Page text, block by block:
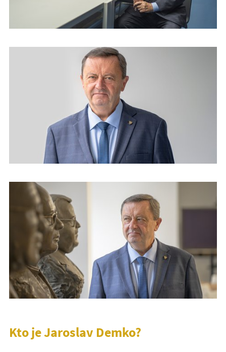
Kto je Jaroslav Demko?